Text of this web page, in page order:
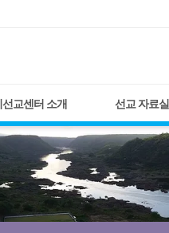
선교센터 소개 선교 자료실